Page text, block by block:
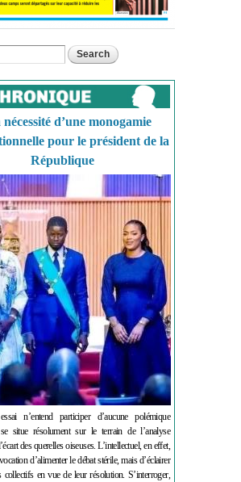
form
nécessité d’une monogamie
pour le président de la
République
n’entend participer d’aucune polémique
situe résolument sur le terrain de l’analyse
des querelles oiseuses. L’intellectuel, en effet,
d’alimenter le débat stérile, mais d’éclairer
collectifs en vue de leur résolution. S’interroger,